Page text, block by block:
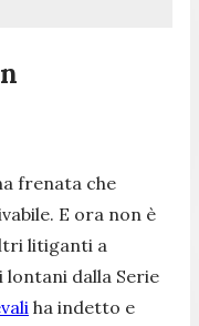
frenata che
E ora non è
litiganti a
dalla Serie
ha indetto e